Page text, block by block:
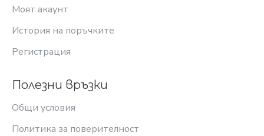
Моят акаунт
История на поръчките
Регистрация
Полезни връзки
Общи условия
Политика за поверителност